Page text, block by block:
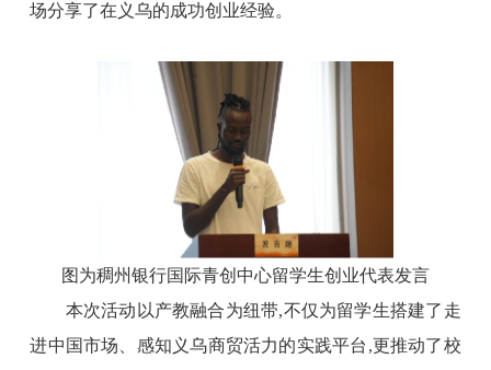
场分享了在义乌的成功创业经验。
图为稠州银行国际青创中心留学生创业代表发言
本次活动以产教融合为纽带,不仅为留学生搭建了走
进中国市场、感知义乌商贸活力的实践平台,更推动了校